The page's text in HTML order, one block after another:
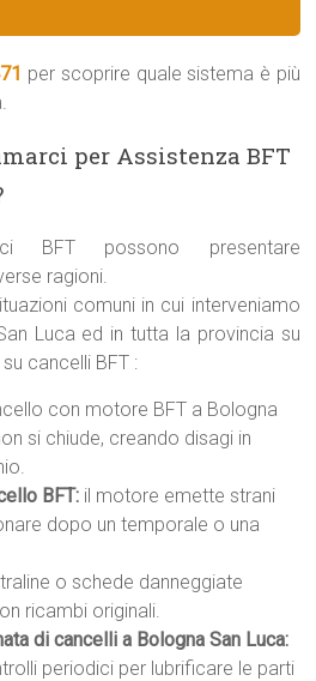
per scoprire quale sistema è più
per Assistenza BFT
BFT possono presentare
ragioni.
comuni in cui interveniamo
Luca ed in tutta la provincia su
cancelli BFT :
con motore BFT a Bologna
si chiude, creando disagi in
BFT: il motore emette strani
dopo un temporale o una
o schede danneggiate
ricambi originali.
di cancelli a Bologna San Luca:
periodici per lubrificare le parti